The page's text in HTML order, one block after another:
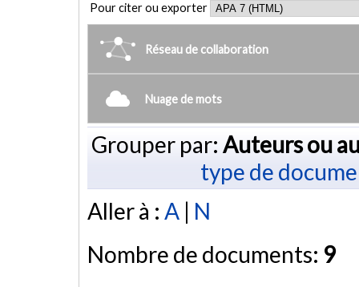
Pour citer ou exporter
Réseau de collaboration
Nuage de mots
Grouper par: Auteurs ou
type de
Aller à : A | N
Nombre de documents: 9